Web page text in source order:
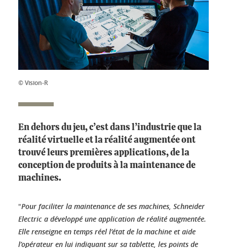
© Vision-R
En dehors du jeu, c’est dans l’industrie que la
réalité virtuelle et la réalité augmentée ont
trouvé leurs premières applications, de la
conception de produits à la maintenance de
machines.
"Pour faciliter la maintenance de ses machines, Schneider
Electric a développé une application de réalité augmentée.
Elle renseigne en temps réel l’état de la machine et aide
l’opérateur en lui indiquant sur sa tablette, les points de